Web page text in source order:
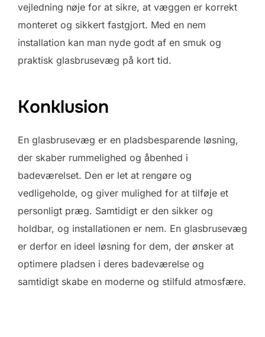
vejledning nøje for at sikre, at væggen er korrekt
monteret og sikkert fastgjort. Med en nem
installation kan man nyde godt af en smuk og
praktisk glasbrusevæg på kort tid.
Konklusion
En glasbrusevæg er en pladsbesparende løsning,
der skaber rummelighed og åbenhed i
badeværelset. Den er let at rengøre og
vedligeholde, og giver mulighed for at tilføje et
personligt præg. Samtidigt er den sikker og
holdbar, og installationen er nem. En glasbrusevæg
er derfor en ideel løsning for dem, der ønsker at
optimere pladsen i deres badeværelse og
samtidigt skabe en moderne og stilfuld atmosfære.